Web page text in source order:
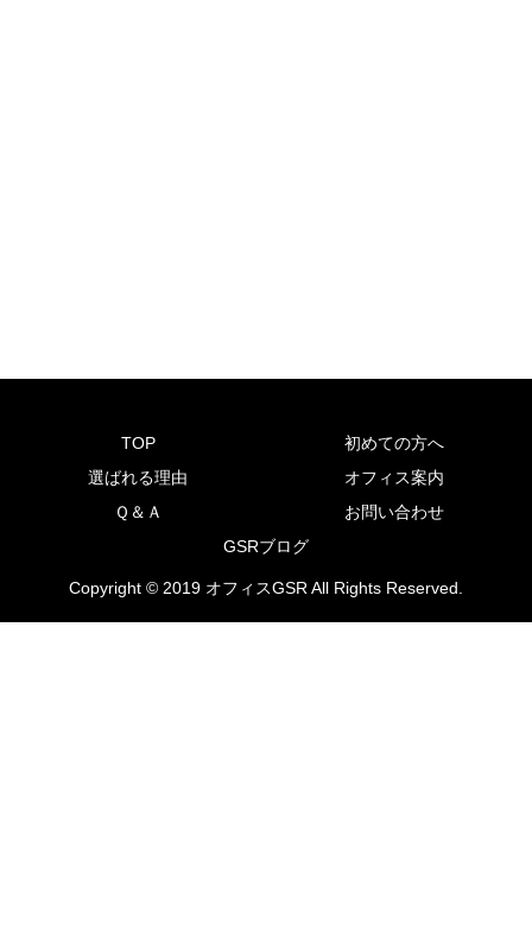
TOP
初めての方へ
選ばれる理由
オフィス案内
Ｑ＆Ａ
お問い合わせ
GSRブログ
Copyright © 2019 オフィスGSR All Rights Reserved.